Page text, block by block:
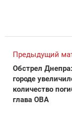
Предыдущий
Обстрел
городе
количество
глава ОВА